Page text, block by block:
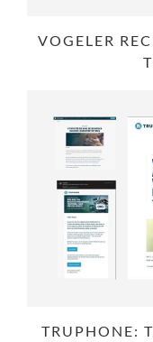
VOGELER
TRUPHONE: